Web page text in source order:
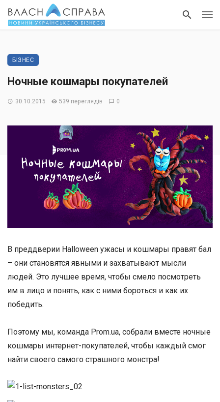
БІЗНЕС
Ночные кошмары покупателей
30.10.2015 539 переглядів 0
В преддверии Halloween ужасы и кошмары правят бал
– они становятся явными и захватывают мысли
людей. Это лучшее время, чтобы смело посмотреть
им в лицо и понять, как с ними бороться и как их
победить.
Поэтому мы, команда Prom.ua, собрали вместе ночные
кошмары интернет-покупателей, чтобы каждый смог
найти своего самого страшного монстра!